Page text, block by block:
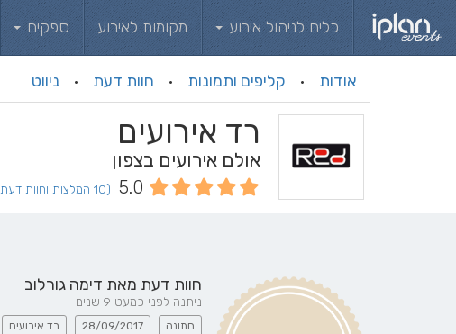
כלים לניהול אירוע מקומות לאירוע ספקים
אודות · קליפים ותמונות · חוות דעת · ניווט
רד אירועים
אולם אירועים בצפון
5.0 (10 המלצות וחוות דעת)
חוות דעת מאת דימה גורלוב
ניתנה לפני כמעט 9 שנים
חתונה 28/09/2017 רד אירועים